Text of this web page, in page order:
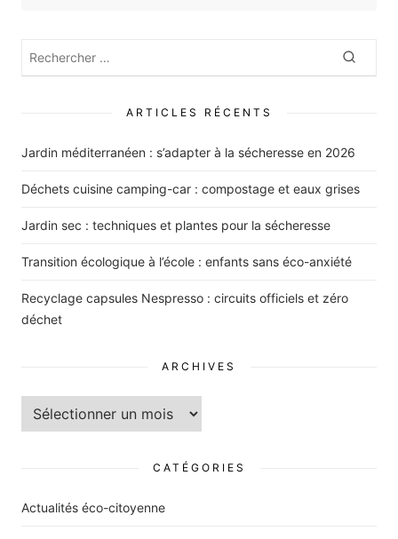
Rechercher
ARTICLES RÉCENTS
Jardin méditerranéen : s’adapter à la sécheresse en 2026
Déchets cuisine camping-car : compostage et eaux grises
Jardin sec : techniques et plantes pour la sécheresse
Transition écologique à l’école : enfants sans éco-anxiété
Recyclage capsules Nespresso : circuits officiels et zéro
déchet
ARCHIVES
Archives
CATÉGORIES
Actualités éco-citoyenne